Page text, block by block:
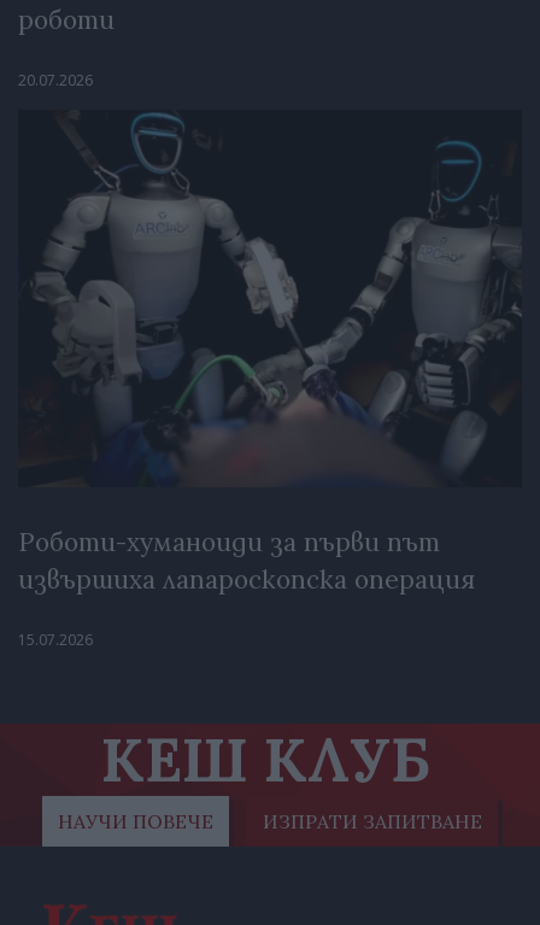
роботи
20.07.2026
Роботи-хуманоиди за първи път
извършиха лапароскопска операция
15.07.2026
КЕШ КЛУБ
НАУЧИ ПОВЕЧЕ ИЗПРАТИ ЗАПИТВАНЕ